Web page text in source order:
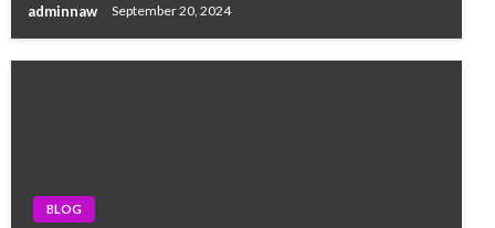
adminnaw September 20, 2024
BLOG